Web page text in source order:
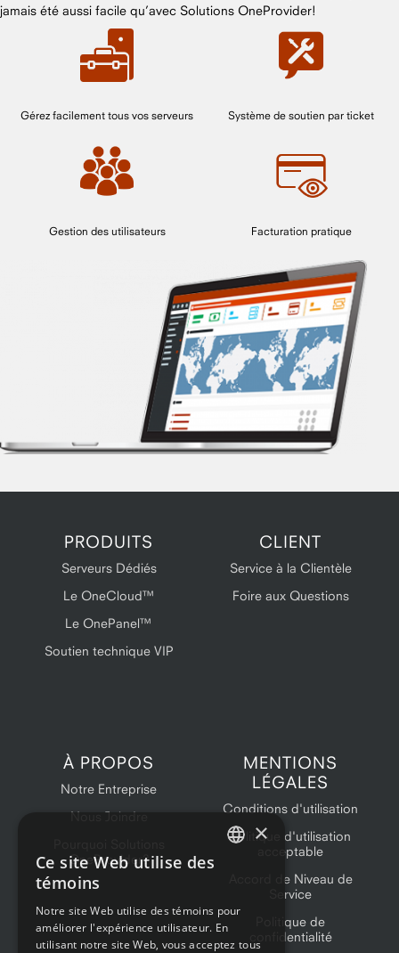
jamais été aussi facile qu’avec Solutions OneProvider!
Gérez facilement tous vos serveurs Système de soutien par ticket
Gestion des utilisateurs Facturation pratique
PRODUITS
Serveurs Dédiés
Le OneCloud™
Le OnePanel™
Soutien technique VIP
CLIENT
Service à la Clientèle
Foire aux Questions
À PROPOS
Notre Entreprise
Nous Joindre
OneProvider?
MENTIONS
LÉGALES
Conditions d'utilisation
Politique d'utilisation
acceptable
Accord de Niveau de
Service
Politique de
confidentialité
×
Ce site Web utilise des
témoins
Notre site Web utilise des témoins pour
améliorer l'expérience utilisateur. En
utilisant notre site Web, vous acceptez tous